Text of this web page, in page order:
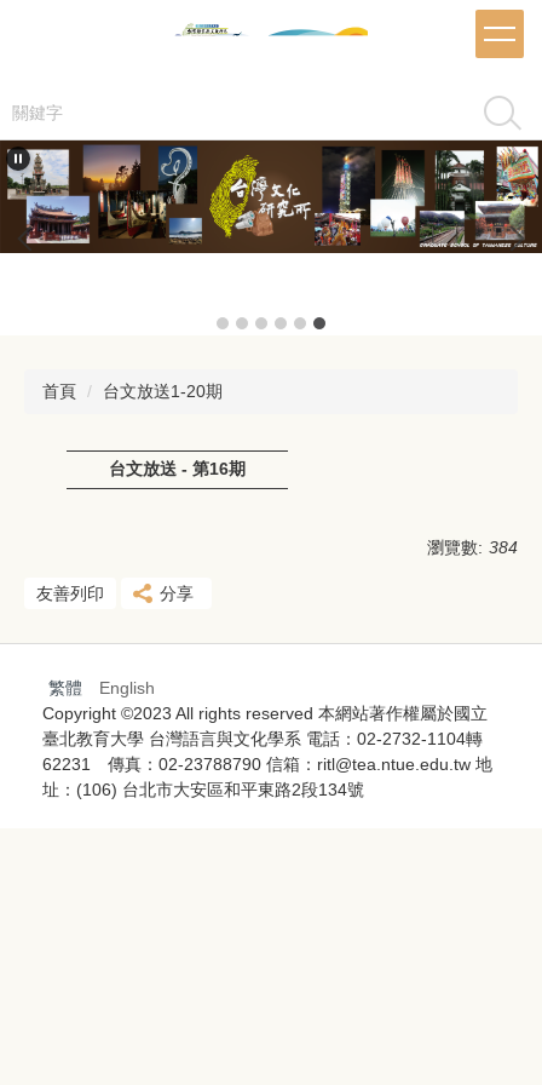
內
容
區
搜尋
首頁 台文放送1-20期
台文放送 - 第16期
瀏覽數: 384
友善列印 分享
繁體
English
Copyright ©2023 All rights reserved 本網站著作權屬於國立
臺北教育大學 台灣語言與文化學系 電話：02-2732-1104轉
62231 傳真：02-23788790 信箱：ritl@tea.ntue.edu.tw 地
址：(106) 台北市大安區和平東路2段134號